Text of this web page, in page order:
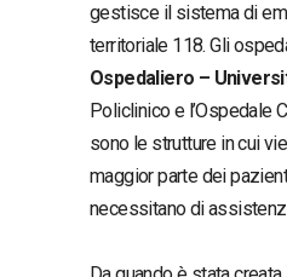
gestisce il sistema di
territoriale 118. Gli
Ospedaliero –
Policlinico e l’Ospedale
sono le strutture in cui
maggior parte dei
necessitano di